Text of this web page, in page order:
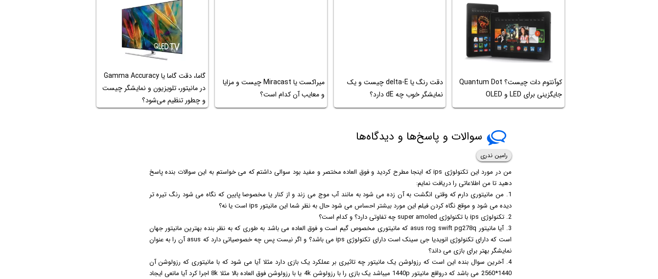
کوآنتوم دات چیست؟ Quantum Dot
جایگزینی برای LED و OLED
دقت رنگ یا delta-E چیست و یک
نمایشگر خوب چه dE دارد؟
میراکست یا Miracast چیست و مزایا
و معایب آن کدام است؟
گاما، دقت گاما یا Gamma Accuracy
در مانیتور، تلویزیون و نمایشگر چیست
و چطور تنظیم می‌شود؟
سوالات و پاسخ‌ها و دیدگاه‌ها
رامین ندری
من در مورد این تکنولوژی ips که اینجا مطرح کردید و فوق العاده مختصر و مفید بود سوالی داشتم که می خواستم به این سوالات بنده پاسخ
دهید تا من اطلاعاتی را دریافت نمایم:
1. من مانیتوری دارم که وقتی انگشت به آن زده می شود به مانند آب موج می زند و از کنار یا مخصوصا پایین که نگاه می شود رنگ تیره تر
دیده می شود و موقع نگاه کردن فیلم این مورد بیشتر احساس می شود حال به نظر شما این مانیتور ips است یا نه؟
2. تکنولوژی ips با تکنولوژی super amoled چه تفاوتی دارد؟ و کدام است؟
3. آیا مانیتور asus rog swift pg278q که مانیتوری مخصوص گیم است و فوق العاده می باشد به طوری که به نظر بنده بهترین مانیتور جهان
است که دارای تکنولوژی انویدیا جی سینک است دارای تکنولوژی ips می باشد؟ و اگر نیست پس چه خصوصیاتی دارد که asus آن را به عنوان
نمایشگر بهتر برای بازی می داند؟
4. آخرین سوال بنده این است که رزولوشن یک مانیتور چه تاثیری بر عملکرد یک بازی دارد مثلا آیا می شود که با مانیتوری که رزولوشن آن
1440*2560 می باشد که درواقع مانیتور 1440p میباشد یک بازی را با رزولوشن 4k یا با رزولوشن فوق العاده بالا مثلا 8k اجرا کرد آیا مانعی ایجاد